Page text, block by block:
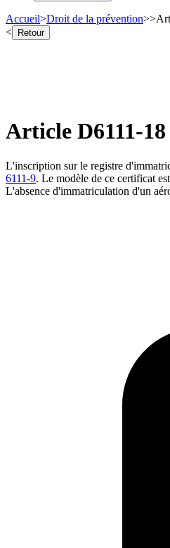
Accueil>Droit de la prévention>>
< Retour
Article D6111-
L'inscription sur le registre
6111-9. Le modèle de ce certificat
L'absence d'immatriculation d'un